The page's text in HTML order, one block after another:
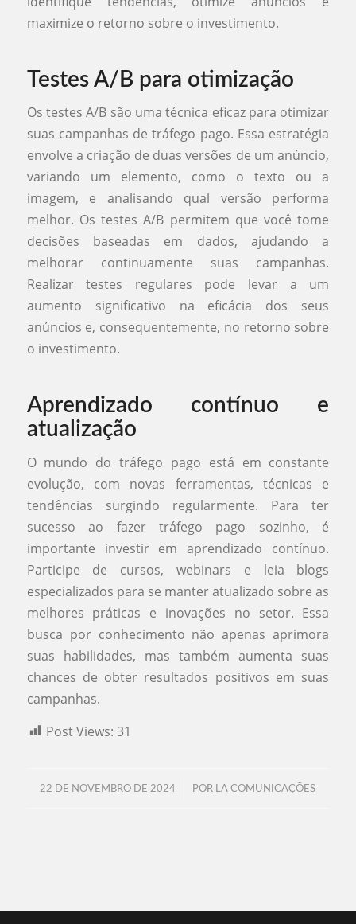
maximize o retorno sobre o investimento.
Testes A/B para otimização
Os testes A/B são uma técnica eficaz para otimizar
suas campanhas de tráfego pago. Essa estratégia
envolve a criação de duas versões de um anúncio,
variando um elemento, como o texto ou a
imagem, e analisando qual versão performa
melhor. Os testes A/B permitem que você tome
decisões baseadas em dados, ajudando a
melhorar continuamente suas campanhas.
Realizar testes regulares pode levar a um
aumento significativo na eficácia dos seus
anúncios e, consequentemente, no retorno sobre
o investimento.
Aprendizado contínuo e
atualização
O mundo do tráfego pago está em constante
evolução, com novas ferramentas, técnicas e
tendências surgindo regularmente. Para ter
sucesso ao fazer tráfego pago sozinho, é
importante investir em aprendizado contínuo.
Participe de cursos, webinars e leia blogs
especializados para se manter atualizado sobre as
melhores práticas e inovações no setor. Essa
busca por conhecimento não apenas aprimora
suas habilidades, mas também aumenta suas
chances de obter resultados positivos em suas
campanhas.
Post Views: 31
22 DE NOVEMBRO DE 2024
/ POR LA COMUNICAÇÕES